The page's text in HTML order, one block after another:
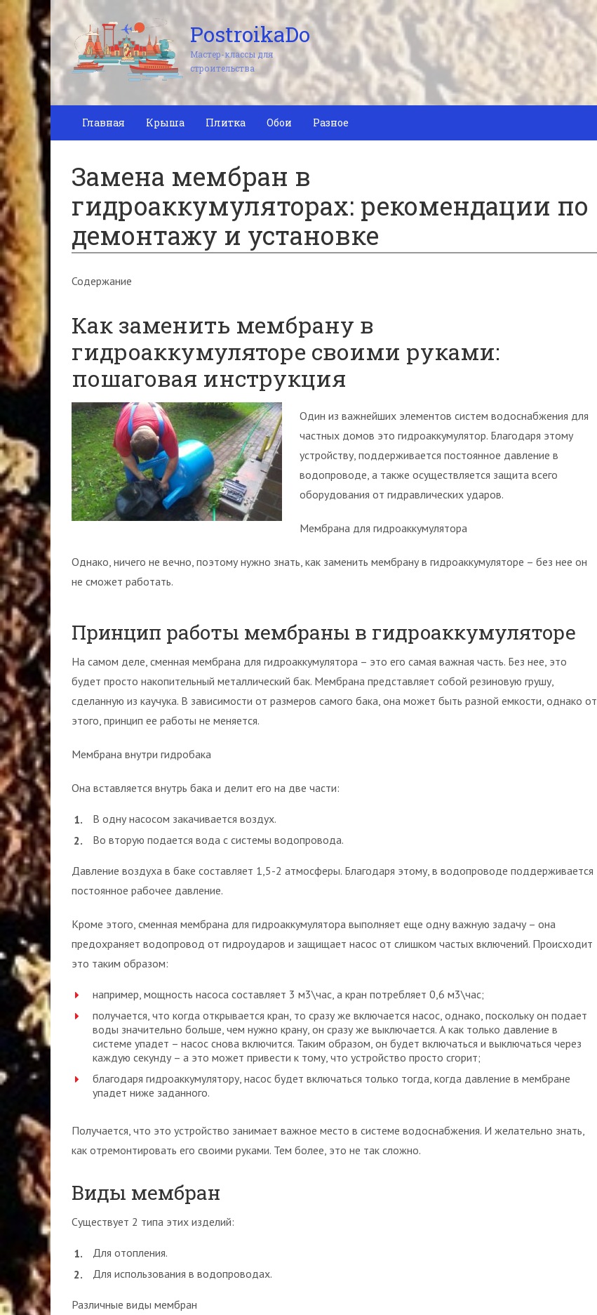
PostroikaDo
Мастер-классы для
строительства
Главная Крыша Плитка Обои Разное
Замена мембран в
гидроаккумуляторах: рекомендации по
демонтажу и установке
Содержание
Как заменить мембрану в
гидроаккумуляторе своими руками:
пошаговая инструкция
Один из важнейших элементов систем водоснабжения для
частных домов это гидроаккумулятор. Благодаря этому
устройству, поддерживается постоянное давление в
водопроводе, а также осуществляется защита всего
оборудования от гидравлических ударов.
Мембрана для гидроаккумулятора
Однако, ничего не вечно, поэтому нужно знать, как заменить мембрану в гидроаккумуляторе – без нее он
не сможет работать.
Принцип работы мембраны в гидроаккумуляторе
На самом деле, сменная мембрана для гидроаккумулятора – это его самая важная часть. Без нее, это
будет просто накопительный металлический бак. Мембрана представляет собой резиновую грушу,
сделанную из каучука. В зависимости от размеров самого бака, она может быть разной емкости, однако от
этого, принцип ее работы не меняется.
Мембрана внутри гидробака
Она вставляется внутрь бака и делит его на две части:
В одну насосом закачивается воздух.
Во вторую подается вода с системы водопровода.
Давление воздуха в баке составляет 1,5-2 атмосферы. Благодаря этому, в водопроводе поддерживается
постоянное рабочее давление.
Кроме этого, сменная мембрана для гидроаккумулятора выполняет еще одну важную задачу – она
предохраняет водопровод от гидроударов и защищает насос от слишком частых включений. Происходит
это таким образом:
например, мощность насоса составляет 3 м3\час, а кран потребляет 0,6 м3\час;
получается, что когда открывается кран, то сразу же включается насос, однако, поскольку он подает
воды значительно больше, чем нужно крану, он сразу же выключается. А как только давление в
системе упадет – насос снова включится. Таким образом, он будет включаться и выключаться через
каждую секунду – а это может привести к тому, что устройство просто сгорит;
благодаря гидроаккумулятору, насос будет включаться только тогда, когда давление в мембране
упадет ниже заданного.
Получается, что это устройство занимает важное место в системе водоснабжения. И желательно знать,
как отремонтировать его своими руками. Тем более, это не так сложно.
Виды мембран
Существует 2 типа этих изделий:
Для отопления.
Для использования в водопроводах.
Различные виды мембран